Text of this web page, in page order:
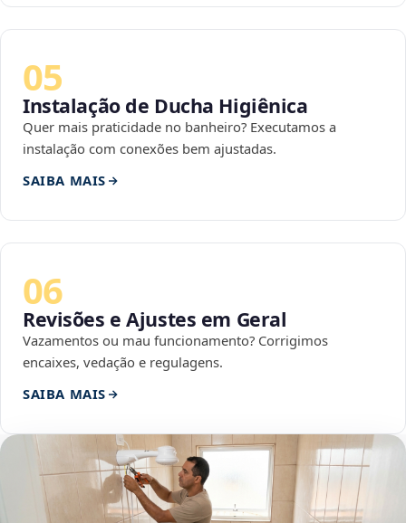
05
Instalação de Ducha Higiênica
Quer mais praticidade no banheiro? Executamos a
instalação com conexões bem ajustadas.
SAIBA MAIS
06
Revisões e Ajustes em Geral
Vazamentos ou mau funcionamento? Corrigimos
encaixes, vedação e regulagens.
SAIBA MAIS